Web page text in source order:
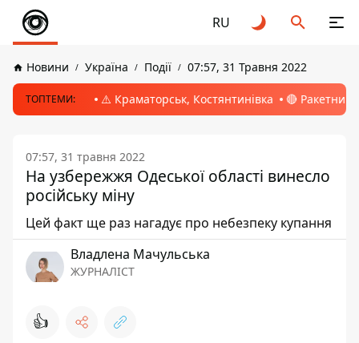
RU
Новини Україна Події 07:57, 31 Травня 2022
ТОПТЕМИ: ⚠️ Краматорськ, Костянтинівка 🔴 Ракетний
07:57, 31 травня 2022
На узбережжя Одеської області винесло
російську міну
Цей факт ще раз нагадує про небезпеку купання
Владлена Мачульська
ЖУРНАЛІСТ
👍